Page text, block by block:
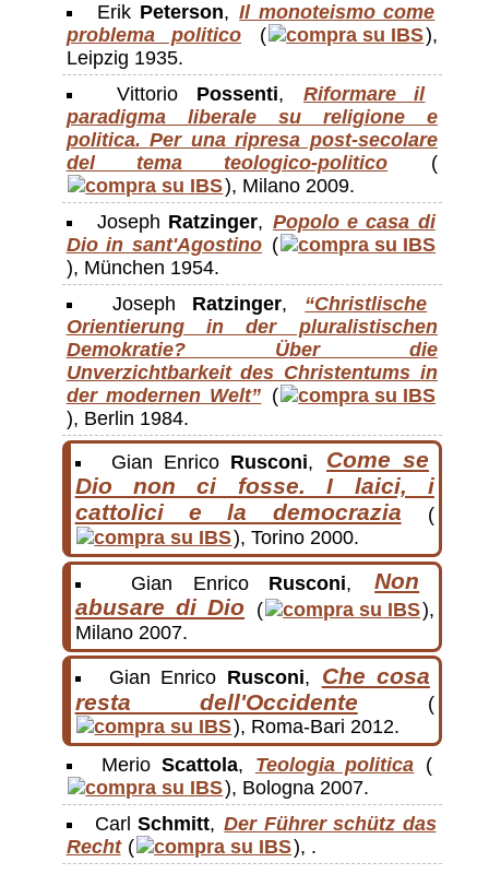
Erik Peterson, Il monoteismo come
problema politico (
),
Leipzig 1935.
Vittorio Possenti, Riformare il
paradigma liberale su religione e
politica. Per una ripresa post-​secolare
del tema teologico-​politico (
), Milano 2009.
Joseph Ratzinger, Popolo e casa di
Dio in sant'Agostino (
), München 1954.
Joseph Ratzinger,
“Christlische
Orientierung in der pluralistischen
Demokratie? Über die
Unverzichtbarkeit des Christentums in
der modernen Welt” (
), Berlin 1984.
Gian Enrico Rusconi,
Come se
Dio non ci fosse. I laici, i
cattolici e la democrazia
(
), Torino 2000.
Gian Enrico Rusconi,
Non
abusare di Dio (
),
Milano 2007.
Gian Enrico Rusconi,
Che cosa
resta dell'Occidente
(
), Roma-Bari 2012.
Merio Scattola, Teologia politica (
), Bologna 2007.
CarlSchmitt, Der Führer schütz das
Recht (
), .